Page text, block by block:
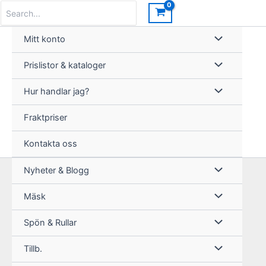
innehåll
for:
Mitt konto
Prislistor & kataloger
Hur handlar jag?
Fraktpriser
Kontakta oss
Nyheter & Blogg
Mäsk
Spön & Rullar
Tillb.